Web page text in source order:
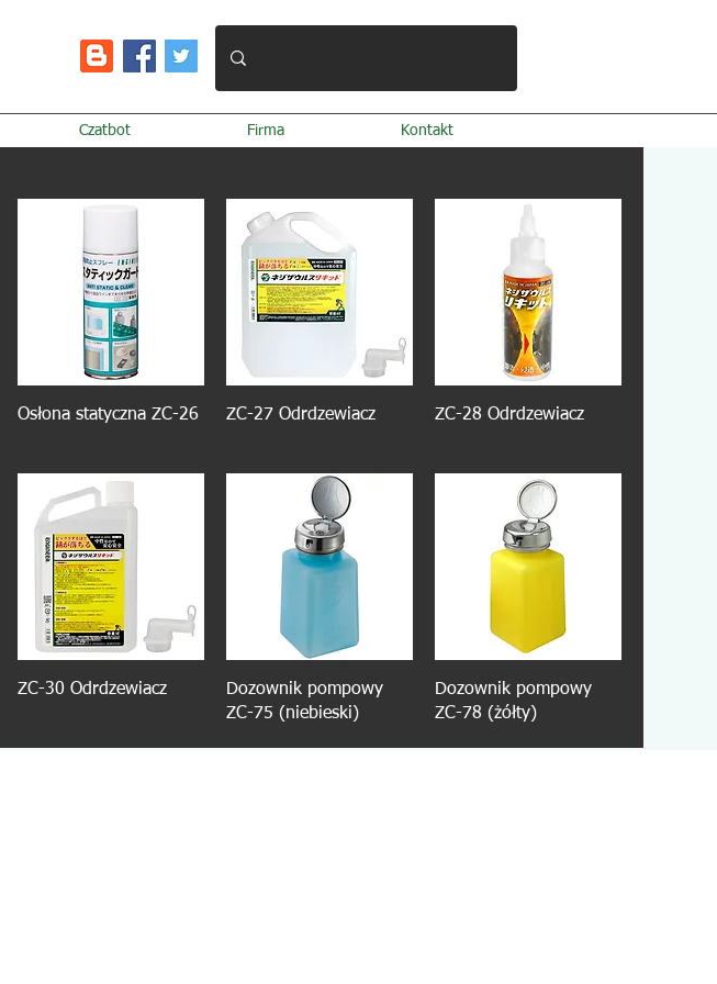
Czatbot Firma Kontakt
Osłona statyczna ZC-26 ZC-27 Odrdzewiacz ZC-28 Odrdzewiacz
ZC-30 Odrdzewiacz
Dozownik pompowy
ZC-75 (niebieski)
Dozownik pompowy
ZC-78 (żółty)